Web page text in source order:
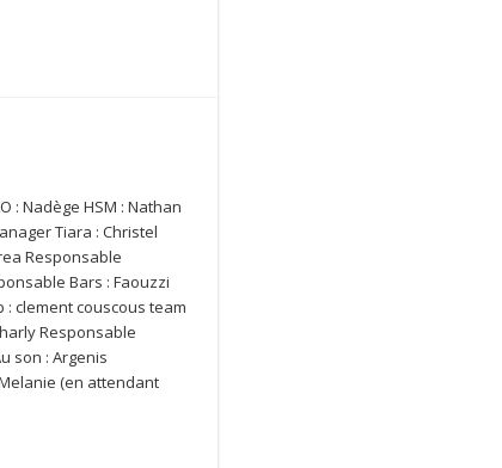
: Nadège HSM : Nathan
Tiara : Christel
Responsable
Bars : Faouzzi
: clement couscous team
Responsable
son : Argenis
(en attendant